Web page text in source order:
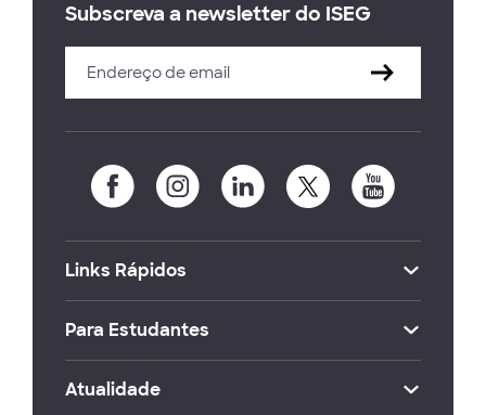
Subscreva a newsletter do ISEG
Links Rápidos
Para Estudantes
Atualidade